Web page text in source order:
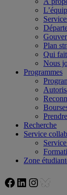
Plan
Qui
Nous
Programmes
Recherche
Service
Zone
Facebook
LinkedIn